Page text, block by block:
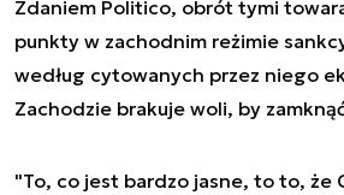
Zdaniem Politico, obrót tymi
punkty w zachodnim reżimie
według cytowanych przez niego
Zachodzie brakuje woli, by
"To, co jest bardzo jasne, to to, że